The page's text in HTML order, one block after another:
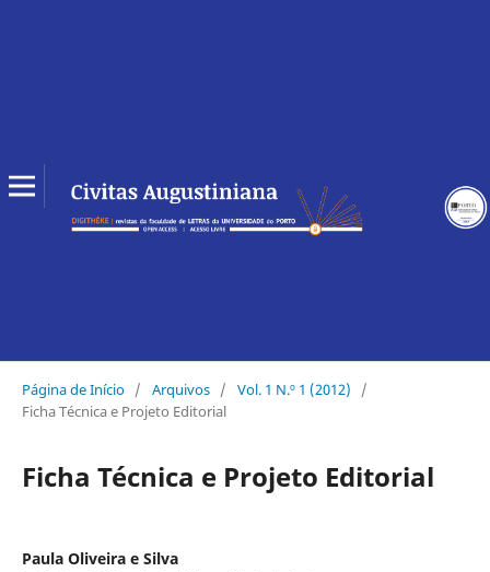
Página de Início / Arquivos / Vol. 1 N.º 1 (2012)
/
Ficha Técnica e Projeto Editorial
Ficha Técnica e Projeto Editorial
Paula Oliveira e Silva